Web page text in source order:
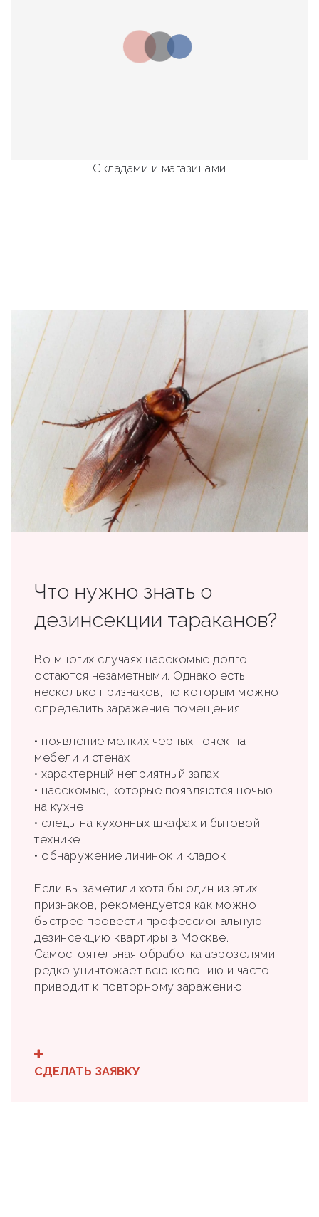
Складами и магазинами
Что нужно знать о
дезинсекции тараканов?
Во многих случаях насекомые долго
остаются незаметными. Однако есть
несколько признаков, по которым можно
определить заражение помещения:
• появление мелких черных точек на
мебели и стенах
• характерный неприятный запах
• насекомые, которые появляются ночью
на кухне
• следы на кухонных шкафах и бытовой
технике
• обнаружение личинок и кладок
Если вы заметили хотя бы один из этих
признаков, рекомендуется как можно
быстрее провести профессиональную
дезинсекцию квартиры в Москве.
Самостоятельная обработка аэрозолями
редко уничтожает всю колонию и часто
приводит к повторному заражению.
СДЕЛАТЬ ЗАЯВКУ